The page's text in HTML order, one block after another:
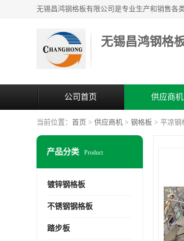
无锡昌鸿钢格
公司首页 供应商机
当前位置： 首页 > 供应商机 > 钢格板 > 平凉钢
产品分类 Product
镀锌钢格板
不锈钢钢格板
踏步板